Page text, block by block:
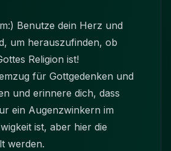
Benutze dein Herz und
um herauszufinden, ob
Religion ist!
für Gottgedenken und
und erinnere dich, dass
ein Augenzwinkern im
ist, aber hier die
werden.